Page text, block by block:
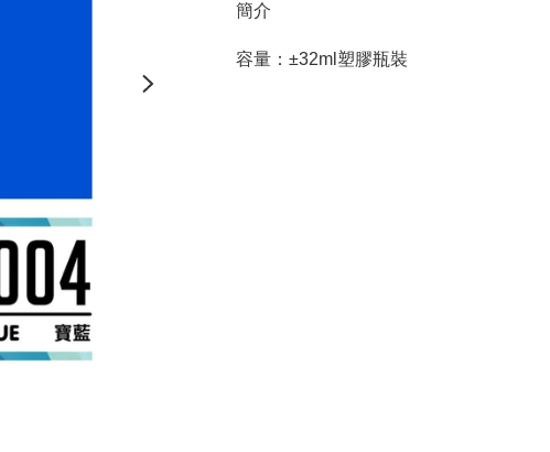
簡介
容量：±32ml塑膠瓶裝